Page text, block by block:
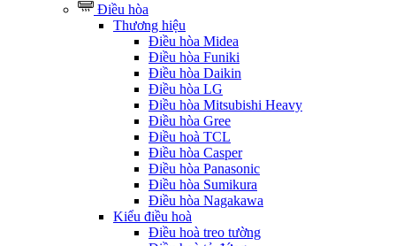
Điều hòa
Thương hiệu
Điều hòa Midea
Điều hòa Funiki
Điều hòa Daikin
Điều hòa LG
Điều hòa Mitsubishi Heavy
Điều hòa Gree
Điều hoà TCL
Điều hòa Casper
Điều hòa Panasonic
Điều hòa Sumikura
Điều hòa Nagakawa
Kiểu điều hoà
Điều hoà treo tường